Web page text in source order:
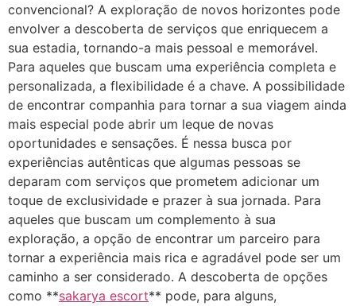
convencional? A exploração de novos horizontes pode
envolver a descoberta de serviços que enriquecem a
sua estadia, tornando-a mais pessoal e memorável.
Para aqueles que buscam uma experiência completa e
personalizada, a flexibilidade é a chave. A possibilidade
de encontrar companhia para tornar a sua viagem ainda
mais especial pode abrir um leque de novas
oportunidades e sensações. É nessa busca por
experiências autênticas que algumas pessoas se
deparam com serviços que prometem adicionar um
toque de exclusividade e prazer à sua jornada. Para
aqueles que buscam um complemento à sua
exploração, a opção de encontrar um parceiro para
tornar a experiência mais rica e agradável pode ser um
caminho a ser considerado. A descoberta de opções
como **sakarya escort** pode, para alguns,